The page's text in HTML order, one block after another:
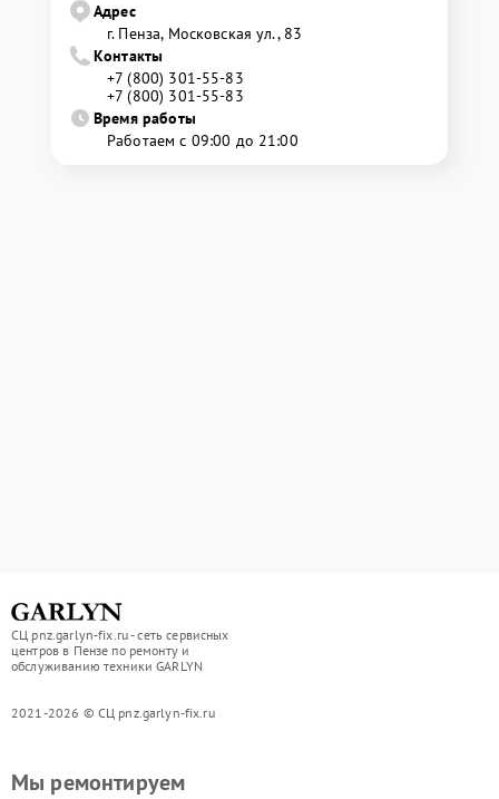
Адрес
г. Пенза, Московская ул., 83
Контакты
+7 (800) 301-55-83
+7 (800) 301-55-83
Время работы
Работаем с 09:00 до 21:00
СЦ pnz.garlyn-fix.ru - сеть сервисных
центров в Пензе по ремонту и
обслуживанию техники GARLYN
2021-2026 © СЦ pnz.garlyn-fix.ru
Мы ремонтируем